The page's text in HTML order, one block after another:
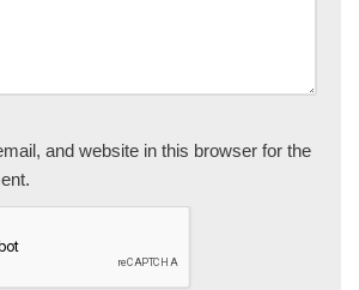
and website in this browser for the